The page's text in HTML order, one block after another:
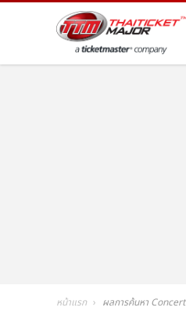
หน้าแรก ผลการค้นหา Concert